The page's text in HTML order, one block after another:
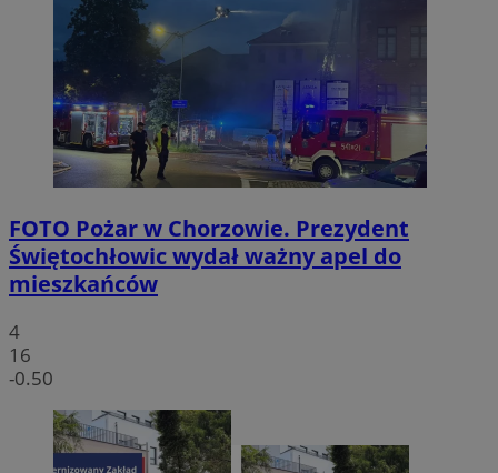
FOTO Pożar w Chorzowie. Prezydent
Świętochłowic wydał ważny apel do
mieszkańców
4
16
-0.50